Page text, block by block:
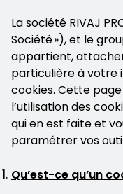
La société RIVAJ
Société »), et le
appartient,
particulière à votre
cookies. Cette
l’utilisation des
qui en est faite et
paramétrer vos
Qu’est-ce qu’un